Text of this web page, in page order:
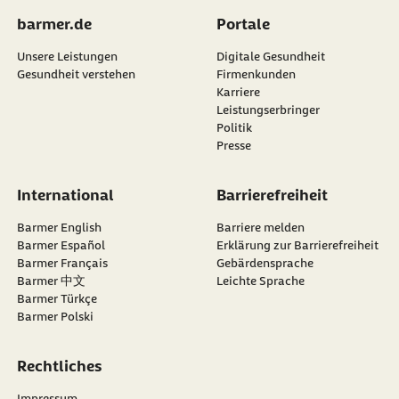
müssen Ausgaben bremsen
„FinanzKommission Gesundheit“ Ende März erwartet. Alle Akteure
Beitragserhöhungen bei den gesetzlichen Krankenkassen zu
damit den richtigen Grundgedanken. Die Leistungsausgaben
sollen an die Entwicklung der Einnahmen gekoppelt werden. Doch
die Entwicklung, die mit dem Ende April beschlossenen
Kabinettsentwurf kam, bereitet dem Verwaltungsrat Sorge. „Die
Rückkehr zu einer einnahmeorientierten Ausgabenpolitik ist
richtig. Dass sich nun aber der Bund bei der Finanzierung
will, belastet die beitragszahlenden Versicherten und
Arbeitgeber“, sagt Sylvi Krisch, Verwaltungsratsvorsitzende der
Barmer.
anderem die Finanzierung der Krankenversicherung für
Bürgergeldempfangende, für die die GKV sachfremd rund zehn
Milliarden Euro pro Jahr aufwenden muss, weil der
Finanzierungsanteil des Bundes nur rund ein Drittel der
Gesamtausgaben deckt. „Diese Aufgaben müssen in Zukunft
ausnahmslos gesamtgesellschaftlich geschultert werden“, fordert
Digitale Gesundheitsangebote – Wertvolle
Der Verwaltungsrat der Barmer bewertet digitale
wichtigen Bestandteil moderner Versichertenservices. Die Barmer
bietet ihren Versicherten ein breites Spektrum an kostenfreien
digitalen Gesundheitsangeboten, die über die App „Meine
Barmer“ oder spezielle Partnerplattformen zugänglich sind.
Highlights sind die 7Mind-App (Meditation), Gymondo (Fitness),
Kurse von GLÜCKSMAMA für junge Mütter, die Videosprechstunde
Ethische Herausforderungen bei der
barmer.de
Unsere Leistungen
Gesundheit verstehen
Portale
Digitale Gesundheit
Firmenkunden
Karriere
Leistungserbringer
Politik
Presse
International
Barmer English
Barmer Español
Barmer Français
Barmer 中文
Barmer Türkçe
Barmer Polski
Barrierefreiheit
Barriere melden
Erklärung zur Barrierefreiheit
Gebärdensprache
Leichte Sprache
Rechtliches